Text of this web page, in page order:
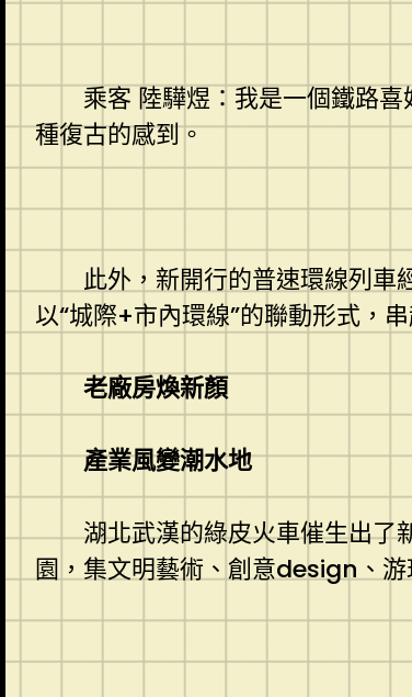
乘客 陸驊煜：我是一個鐵路
種復古的感到。
此外，新開行的普速環線列車
以“城際+市內環線”的聯動形式，
老廠房煥新顏
產業風變潮水地
湖北武漢的綠皮火車催生出了
園，集文明藝術、創意design、